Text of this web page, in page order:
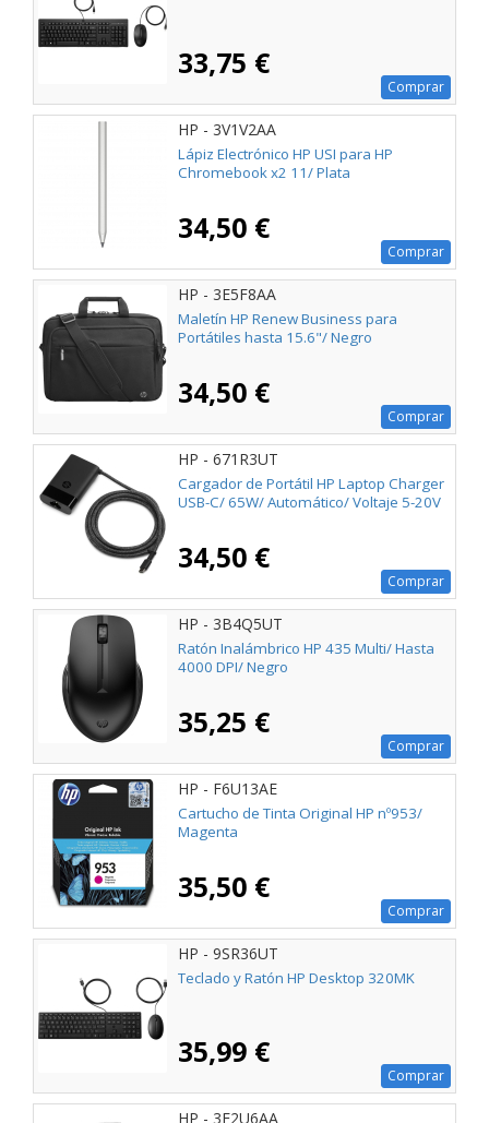
33,75 €
Comprar
HP - 3V1V2AA
Lápiz Electrónico HP USI para HP
Chromebook x2 11/ Plata
34,50 €
Comprar
HP - 3E5F8AA
Maletín HP Renew Business para
Portátiles hasta 15.6"/ Negro
34,50 €
Comprar
HP - 671R3UT
Cargador de Portátil HP Laptop Charger
USB-C/ 65W/ Automático/ Voltaje 5-20V
34,50 €
Comprar
HP - 3B4Q5UT
Ratón Inalámbrico HP 435 Multi/ Hasta
4000 DPI/ Negro
35,25 €
Comprar
HP - F6U13AE
Cartucho de Tinta Original HP nº953/
Magenta
35,50 €
Comprar
HP - 9SR36UT
Teclado y Ratón HP Desktop 320MK
35,99 €
Comprar
HP - 3E2U6AA